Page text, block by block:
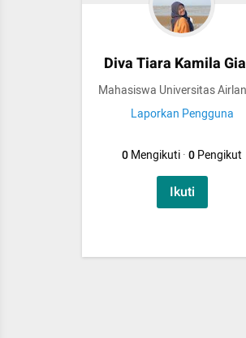
Diva Tiara Kamila
Mahasiswa Universitas
Laporkan Pengguna
0Mengikuti·0Pengikut
Ikuti